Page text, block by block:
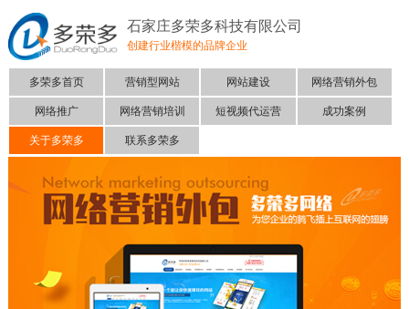
石家庄多荣多科技有限公司
创建行业楷模的品牌企业
多荣多首页 营销型网站 网站建设 网络营销外包
网络推广 网络营销培训 短视频代运营 成功案例
关于多荣多 联系多荣多